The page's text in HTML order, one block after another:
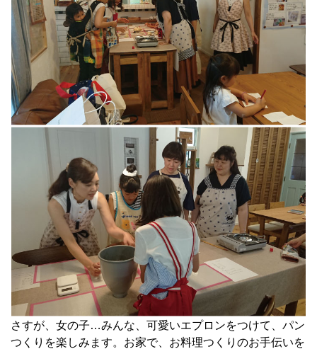
さすが、女の子…みんな、可愛いエプロンをつけて、パン
つくりを楽しみます。お家で、お料理つくりのお手伝いを